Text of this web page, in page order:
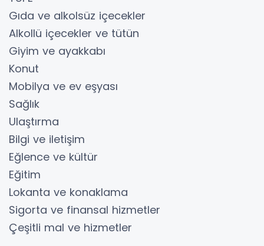
Gıda ve alkolsüz içecekler
Alkollü içecekler ve tütün
Giyim ve ayakkabı
Konut
Mobilya ve ev eşyası
Sağlık
Ulaştırma
Bilgi ve iletişim
Eğlence ve kültür
Eğitim
Lokanta ve konaklama
Sigorta ve finansal hizmetler
Çeşitli mal ve hizmetler